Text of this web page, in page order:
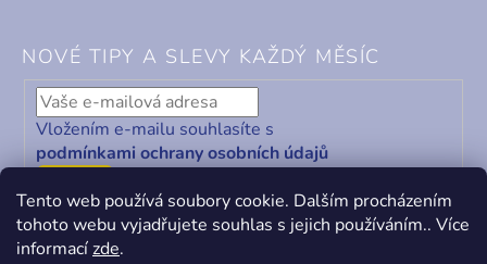
Tento web používá soubory cookie. Dalším procházením
tohoto webu vyjadřujete souhlas s jejich používáním.. Více
informacízde.
NOVÉ TIPY A SLEVY KAŽDÝ MĚSÍC
Vložením e-mailu souhlasíte s
podmínkami ochrany osobních údajů
ODEBÍRAT